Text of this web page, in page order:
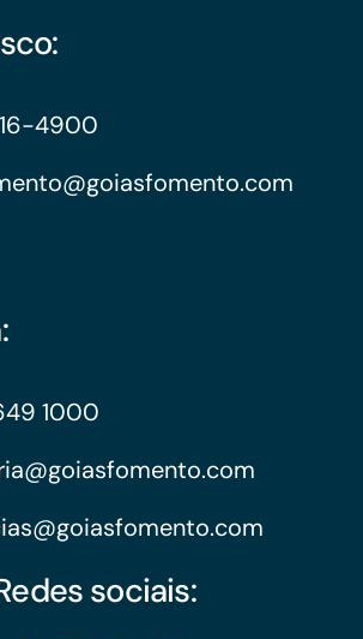
4900
1000
sociais: